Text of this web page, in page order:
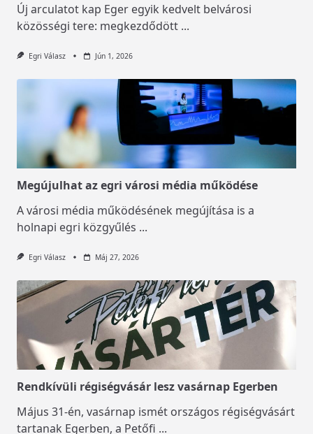
Új arculatot kap Eger egyik kedvelt belvárosi
közösségi tere: megkezdődött ...
Egri Válasz Jún 1, 2026
Megújulhat az egri városi média működése
A városi média működésének megújítása is a
holnapi egri közgyűlés ...
Egri Válasz Máj 27, 2026
Rendkívüli régiségvásár lesz vasárnap Egerben
Május 31-én, vasárnap ismét országos régiségvásárt
tartanak Egerben, a Petőfi ...